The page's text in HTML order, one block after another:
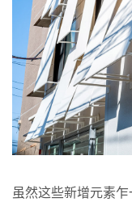
虽然这些新增元素乍